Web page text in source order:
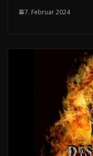
7. Februar 2024